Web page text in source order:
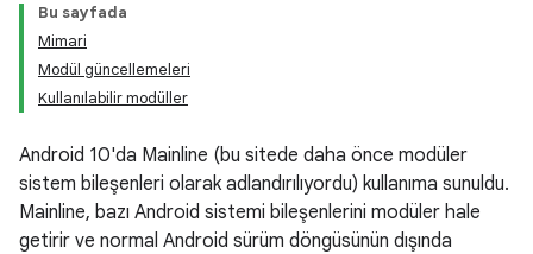
Bu sayfada
Mimari
Modül güncellemeleri
Kullanılabilir modüller
Android 10'da Mainline (bu sitede daha önce modüler
sistem bileşenleri olarak adlandırılıyordu) kullanıma sunuldu.
Mainline, bazı Android sistemi bileşenlerini modüler hale
getirir ve normal Android sürüm döngüsünün dışında